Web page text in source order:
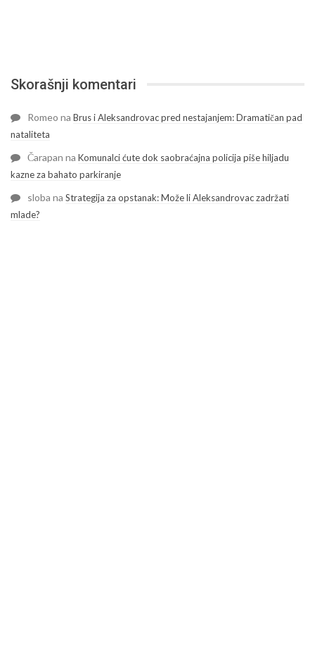
Skorašnji komentari
Romeo na Brus i Aleksandrovac pred nestajanjem: Dramatičan pad
nataliteta
Čarapan na Komunalci ćute dok saobraćajna policija piše hiljadu
kazne za bahato parkiranje
sloba na Strategija za opstanak: Može li Aleksandrovac zadržati
mlade?